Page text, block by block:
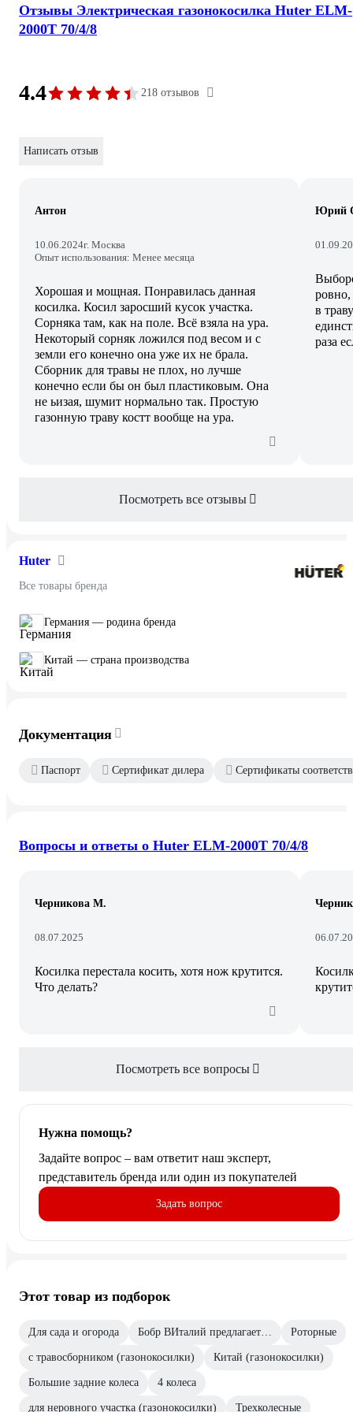
Отзывы Электрическая газонокосилка Huter ELM-
2000T 70/4/8
4.4 218 отзывов
Написать отзыв
Антон
10.06.2024г. Москва
Опыт использования: Менее месяца
Хорошая и мощная. Понравилась данная
косилка. Косил заросший кусок участка.
Сорняка там, как на поле. Всё взяла на ура.
Некоторый сорняк ложился под весом и с
земли его конечно она уже их не брала.
Сборник для травы не плох, но лучше
конечно если бы он был пластиковым. Она
не ьизая, шумит нормально так. Простую
газонную траву костт вообще на ура.
Юрий
в
раза
Посмотреть все отзывы
Huter
Все товары бренда
Германия — родина бренда
Китай — страна производства
Документация
Паспорт Сертификат дилера Сертификаты
Вопросы и ответы о Huter ELM-2000T 70/4/8
Черникова М.
08.07.2025
Косилка перестала косить, хотя нож крутится.
Что делать?
Посмотреть все вопросы
Нужна помощь?
Задайте вопрос – вам ответит наш эксперт,
представитель бренда или один из покупателей
Задать вопрос
Этот товар из подборок
Для сада и огорода Бобр ВИталий предлагает… Роторные
с травосборником (газонокосилки) Китай (газонокосилки)
Большие задние колеса 4 колеса
для неровного участка (газонокосилки) Трехколесные